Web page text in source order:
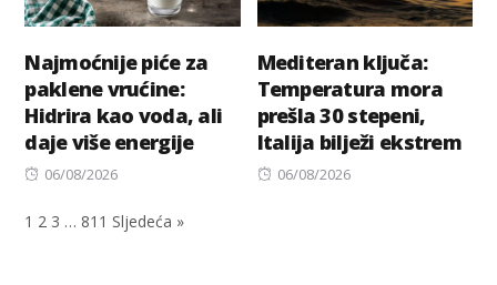
Najmoćnije piće za
paklene vrućine:
Hidrira kao voda, ali
daje više energije
Posted
06/08/2026
Mediteran ključa:
Temperatura mora
prešla 30 stepeni,
Italija bilježi ekstrem
Posted
06/08/2026
1 2 3 … 811 Sljedeća »